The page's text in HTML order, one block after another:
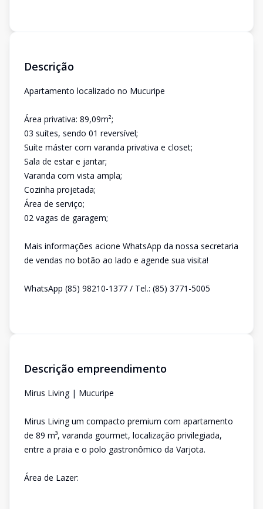
Descrição
Apartamento localizado no Mucuripe
Área privativa: 89,09m²;
03 suítes, sendo 01 reversível;
Suíte máster com varanda privativa e closet;
Sala de estar e jantar;
Varanda com vista ampla;
Cozinha projetada;
Área de serviço;
02 vagas de garagem;
Mais informações acione WhatsApp da nossa secretaria
de vendas no botão ao lado e agende sua visita!
WhatsApp (85) 98210-1377 / Tel.: (85) 3771-5005
Descrição empreendimento
Mirus Living | Mucuripe
Mirus Living um compacto premium com apartamento
de 89 m³, varanda gourmet, localização privilegiada,
entre a praia e o polo gastronômico da Varjota.
Área de Lazer: